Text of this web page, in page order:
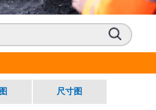
尺寸图